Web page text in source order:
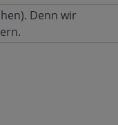
Denn wir